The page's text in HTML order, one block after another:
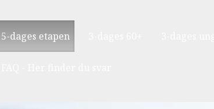
5-dages etapen